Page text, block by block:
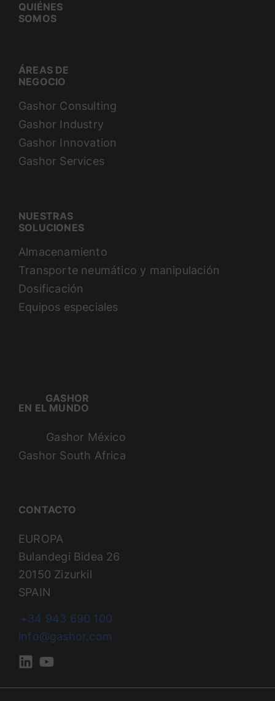
QUIÉNES
SOMOS
ÁREAS DE
NEGOCIO
Gashor Consulting
Gashor Industry
Gashor Innovation
Gashor Services
NUESTRAS
SOLUCIONES
Almacenamiento
Transporte neumático y manipulación
Dosificación
Equipos especiales
GASHOR
EN EL MUNDO
Gashor México
Gashor South Africa
CONTACTO
EUROPA
Bulandegi Bidea 26
20150 Zizurkil
SPAIN
+34 943 690 100
info@gashor.com